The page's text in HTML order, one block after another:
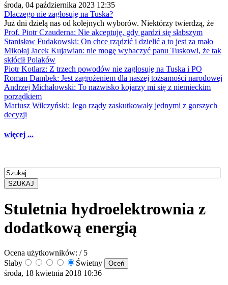
środa, 04 października 2023 12:35
Dlaczego nie zagłosuję na Tuska?
Już dni dzielą nas od kolejnych wyborów. Niektórzy twierdzą, że
Prof. Piotr Czauderna: Nie akceptuję, gdy gardzi się słabszym
Stanisław Fudakowski: On chce rządzić i dzielić a to jest za mało
Mikołaj Jacek Kujawian: nie mogę wybaczyć panu Tuskowi, że tak
skłócił Polaków
Piotr Kotlarz: Z trzech powodów nie zagłosuję na Tuska i PO
Roman Dambek: Jest zagrożeniem dla naszej tożsamości narodowej
Andrzej Michałowski: To nazwisko kojarzy mi się z niemieckim
porządkiem
Mariusz Wilczyński: Jego rządy zaskutkowały jednymi z gorszych
decyzji
więcej ...
SZUKAJ
Stuletnia hydroelektrownia z
dodatkową energią
Ocena użytkowników: / 5
Słaby
Świetny
środa, 18 kwietnia 2018 10:36